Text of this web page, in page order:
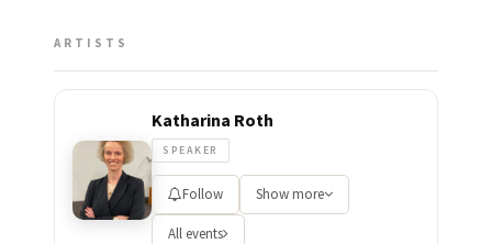
ARTISTS
Katharina Roth
SPEAKER
Follow Show more
All events